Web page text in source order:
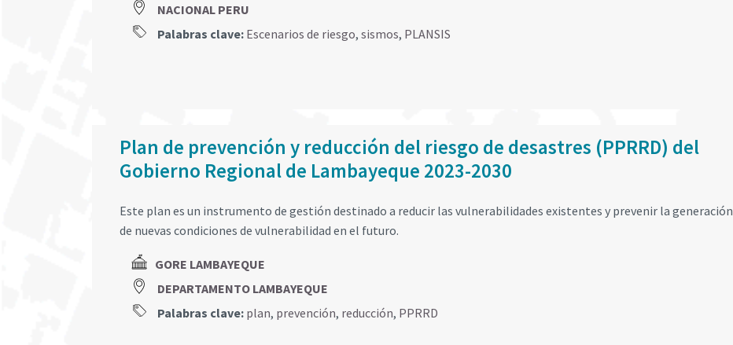
NACIONAL PERU
Palabras clave: Escenarios de riesgo, sismos, PLANSIS
Plan de prevención y reducción del riesgo de desastres (PPRRD) del
Gobierno Regional de Lambayeque 2023-2030
Este plan es un instrumento de gestión destinado a reducir las vulnerabilidades existentes y prevenir la generación
de nuevas condiciones de vulnerabilidad en el futuro.
GORE LAMBAYEQUE
DEPARTAMENTO LAMBAYEQUE
Palabras clave: plan, prevención, reducción, PPRRD